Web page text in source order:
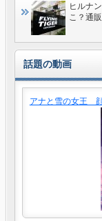
ヒルナ
こ？通
話題の動画
アナと雪の女王